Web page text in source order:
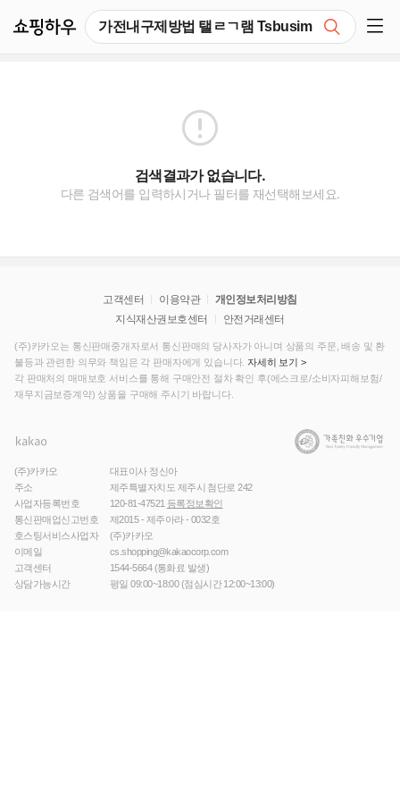
검색결과가 없습니다.
다른 검색어를 입력하시거나 필터를 재선택해보세요.
고객센터 이용약관
개인정보처리방침
지식재산권보호센터
안전거래센터
(주)카카오는 통신판매중개자로서 통신판매의 당사자가 아니며 상품의 주문, 배송 및 환
불등과 관련한 의무와 책임은 각 판매자에게 있습니다. 자세히 보기 >
각 판매처의 매매보호 서비스를 통해 구매안전 절차 확인 후(에스크로/소비자피해보험/
재무지금보증계약) 상품을 구매해 주시기 바랍니다.
(주)카카오
대표이사 정신아
주소
제주특별자치도 제주시 첨단로 242
사업자등록번호
120-81-47521 등록정보확인
통신판매업신고번호
제2015 - 제주아라 - 0032호
호스팅서비스사업자
(주)카카오
이메일
cs.shopping@kakaocorp.com
고객센터
1544-5664(통화료 발생)
상담가능시간
평일 09:00~18:00 (점심시간 12:00~13:00)